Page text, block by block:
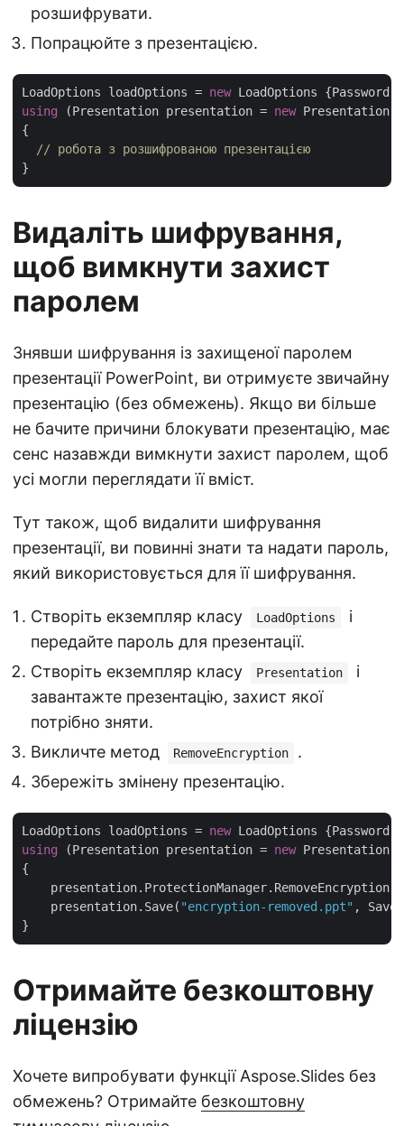
розшифрувати.
Попрацюйте з презентацією.
LoadOptions loadOptions = new LoadOptions {Password
using (Presentation presentation = new Presentation(
{
// робота з розшифрованою презентацією
Видаліть шифрування,
щоб вимкнути захист
паролем
Знявши шифрування із захищеної паролем
презентації PowerPoint, ви отримуєте звичайну
презентацію (без обмежень). Якщо ви більше
не бачите причини блокувати презентацію, має
сенс назавжди вимкнути захист паролем, щоб
усі могли переглядати її вміст.
Тут також, щоб видалити шифрування
презентації, ви повинні знати та надати пароль,
який використовується для її шифрування.
Створіть екземпляр класу LoadOptions
і
передайте пароль для презентації.
Створіть екземпляр класу
Presentation
і
завантажте презентацію, захист якої
потрібно зняти.
Викличте метод
RemoveEncryption
.
Збережіть змінену презентацію.
LoadOptions loadOptions = new LoadOptions {Password
using (Presentation presentation = new Presentation(
{
    presentation.Save(
"encryption-removed.ppt" ,
Отримайте безкоштовну
ліцензію
Хочете випробувати функції Aspose.Slides без
обмежень? Отримайте безкоштовну